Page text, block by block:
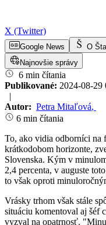
X (Twitter)
Google News O
Najnovšie správy
6 min čítania
Publikované: 2024-08-29
|
Autor: Petra Mitaľová,
6 min čítania
To, ako vidia odborníci
krátkodobom horizonte,
Slovenska. Kým v
2,4 percenta, v auguste
to však oproti
Vrásky trhom však stále
situáciu komentoval aj šéf
vyzval na opatrnosť.